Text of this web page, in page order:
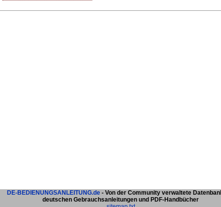
DE-BEDIENUNGSANLEITUNG.de - Von der Community verwaltete
deutschen Gebrauchsanleitungen und PDF-Handbücher